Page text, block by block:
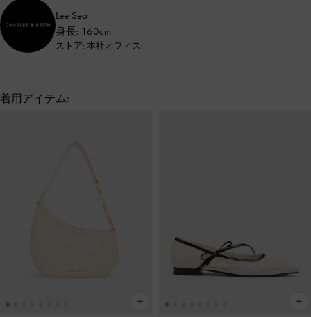
Lee Seo
身長: 160cm
ストア: 本社オフィス
着用アイテム: